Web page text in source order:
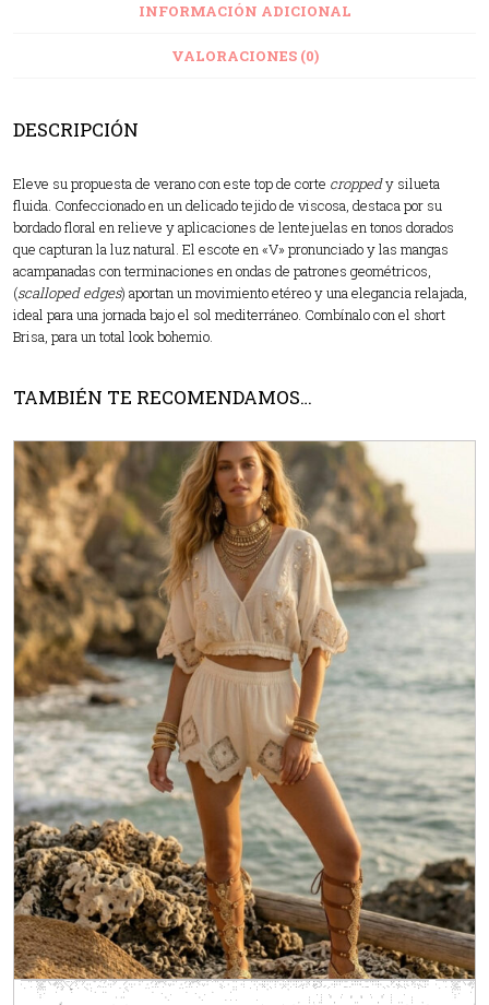
INFORMACIÓN ADICIONAL
VALORACIONES (0)
DESCRIPCIÓN
Eleve su propuesta de verano con este top de corte croppedy silueta
fluida. Confeccionado en un delicado tejido de viscosa, destaca por su
bordado floral en relieve y aplicaciones de lentejuelas en tonos dorados
que capturan la luz natural. El escote en «V» pronunciado y las mangas
acampanadas con terminaciones en ondas de patrones geométricos,
(scalloped edges) aportan un movimiento etéreo y una elegancia relajada,
ideal para una jornada bajo el sol mediterráneo. Combínalo con el short
Brisa, para un total look bohemio.
TAMBIÉN TE RECOMENDAMOS…